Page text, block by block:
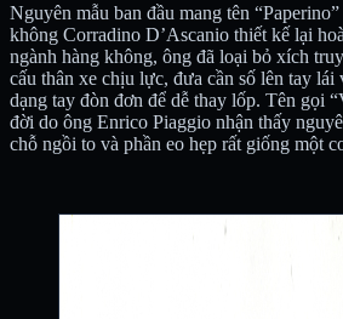
Nguyên mẫu ban đầu mang tên
không Corradino D’Ascanio thiết kế lại
ngành hàng không, ông đã loại bỏ xích
cấu thân xe chịu lực, đưa cần số lên tay lái
dạng tay đòn đơn để dễ thay lốp. Tên gọi
đời do ông Enrico Piaggio nhận thấy
chỗ ngồi to và phần eo hẹp rất giống một